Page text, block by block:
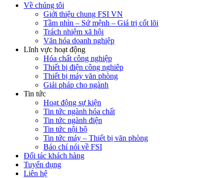
Về chúng tôi
Giới thiệu chung FSI VN
Tầm nhìn – Sứ mệnh – Giá trị cốt lõi
Trách nhiệm xã hội
Văn hóa doanh nghiệp
Lĩnh vực hoạt động
Hóa chất công nghiệp
Thiết bị điện công nghiêp
Thiết bị máy văn phòng
Giải pháp cho ngành
Tin tức
Hoạt động sự kiện
Tin tức ngành hóa chất
Tin tức ngành điện
Tin tức nội bộ
Tin tức máy – Thiết bị văn phòng
Báo chí nói về FSI
Đối tác khách hàng
Tuyển dụng
Liên hệ